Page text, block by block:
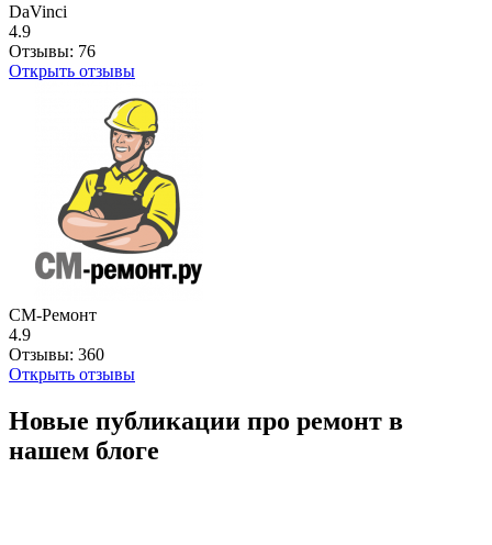
DaVinci
4.9
Отзывы: 76
Открыть отзывы
СМ-Ремонт
4.9
Отзывы: 360
Открыть отзывы
Новые публикации про ремонт в
нашем блоге